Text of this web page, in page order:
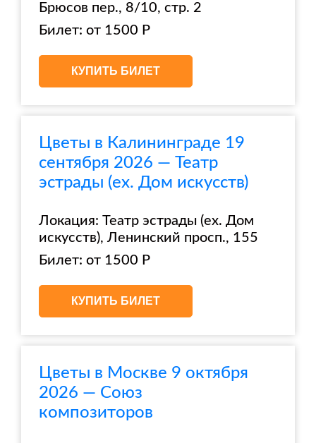
Брюсов пер., 8/10, стр. 2
Билет: от 1500 Р
КУПИТЬ БИЛЕТ
Цветы в Калининграде 19
сентября 2026 — Театр
эстрады (ex. Дом искусств)
Локация: Театр эстрады (ex. Дом
искусств), Ленинский просп., 155
Билет: от 1500 Р
КУПИТЬ БИЛЕТ
Цветы в Москве 9 октября
2026 — Союз
композиторов